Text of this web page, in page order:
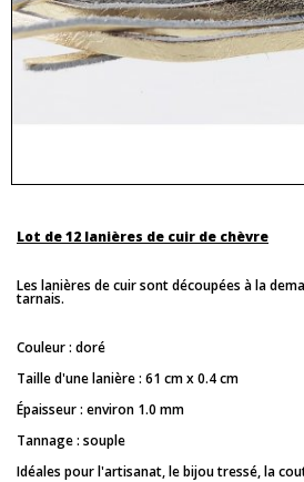
Lot de 12 lanières de cuir de chèvre
Les lanières de cuir sont découpées à la
tarnais.
Couleur : doré
Taille d'une lanière : 61 cm x 0.4 cm
Épaisseur : environ 1.0 mm
Tannage : souple
Idéales pour l'artisanat, le bijou tressé, la